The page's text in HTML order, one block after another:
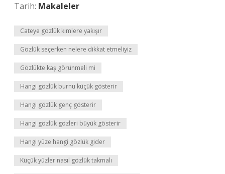
Tarih: Makaleler
Cateye gözlük kimlere yakışır
Gözlük seçerken nelere dikkat etmeliyiz
Gözlükte kaş görünmeli mi
Hangi gözlük burnu küçük gösterir
Hangi gözlük genç gösterir
Hangi gözlük gözleri büyük gösterir
Hangi yüze hangi gözlük gider
Küçük yüzler nasıl gözlük takmalı